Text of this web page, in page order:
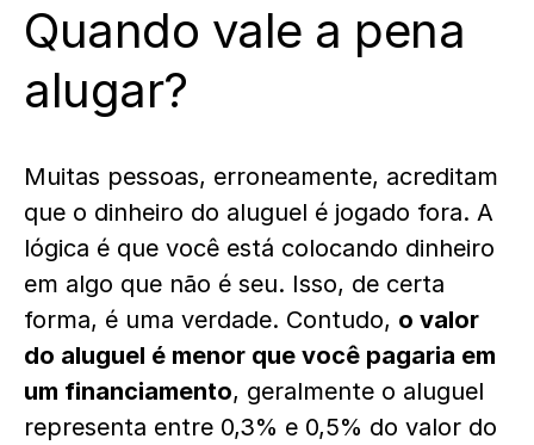
Quando vale a pena
alugar?
Muitas pessoas, erroneamente, acreditam
que o dinheiro do aluguel é jogado fora. A
lógica é que você está colocando dinheiro
em algo que não é seu. Isso, de certa
forma, é uma verdade. Contudo, o valor
do aluguel é menor que você pagaria em
um financiamento, geralmente o aluguel
representa entre 0,3% e 0,5% do valor do